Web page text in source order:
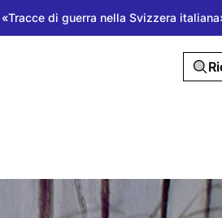
di guerra nella Svizzera